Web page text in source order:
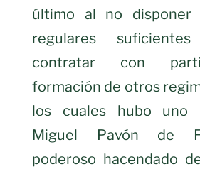
último al no disponer
regulares
contratar con
formación de otros
los cuales hubo uno
Miguel Pavón de
poderoso hacendado